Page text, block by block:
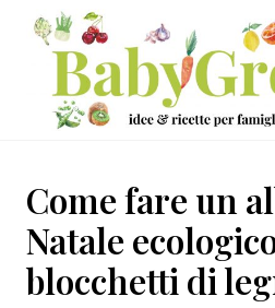
Menu
Passa
contenuto
principale
Passa
laterale
primaria
Passa
ricette
per
famiglie
Come fare un
Natale
blocchetti di